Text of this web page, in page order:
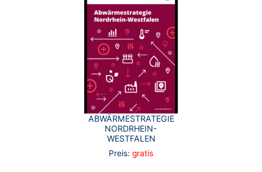
ABWÄRMESTRATEGIE
NORDRHEIN-
WESTFALEN
Preis: gratis